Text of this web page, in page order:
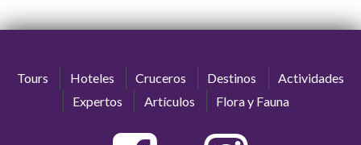
Tours Hoteles Cruceros Destinos
Actividades
Expertos
Artículos Flora y Fauna